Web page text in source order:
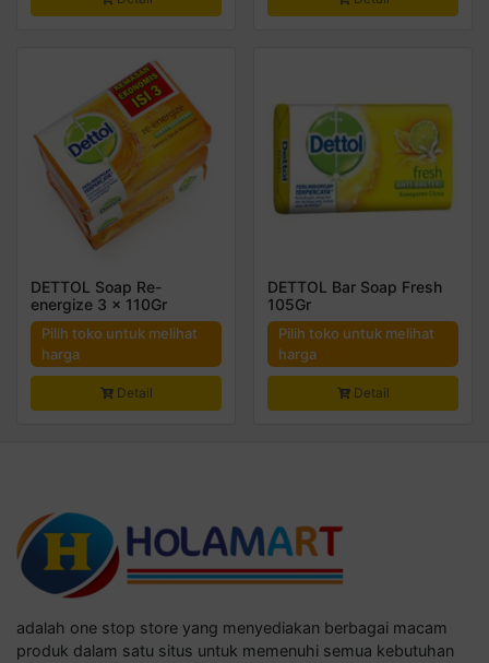
DETTOL Soap Re-
energize 3 x 110Gr
Pilih toko untuk melihat
harga
Detail
DETTOL Bar Soap Fresh
105Gr
Pilih toko untuk melihat
harga
Detail
adalah one stop store yang menyediakan berbagai macam
produk dalam satu situs untuk memenuhi semua kebutuhan